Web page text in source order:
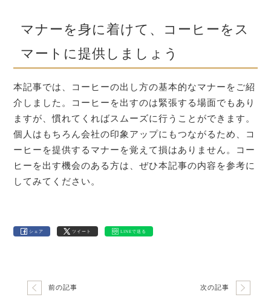
マナーを身に着けて、コーヒーをス
マートに提供しましょう
本記事では、コーヒーの出し方の基本的なマナーをご紹
介しました。コーヒーを出すのは緊張する場面でもあり
ますが、慣れてくればスムーズに行うことができます。
個人はもちろん会社の印象アップにもつながるため、コ
ーヒーを提供するマナーを覚えて損はありません。コー
ヒーを出す機会のある方は、ぜひ本記事の内容を参考に
してみてください。
シェア ツイート LINEで送る
前の記事 次の記事